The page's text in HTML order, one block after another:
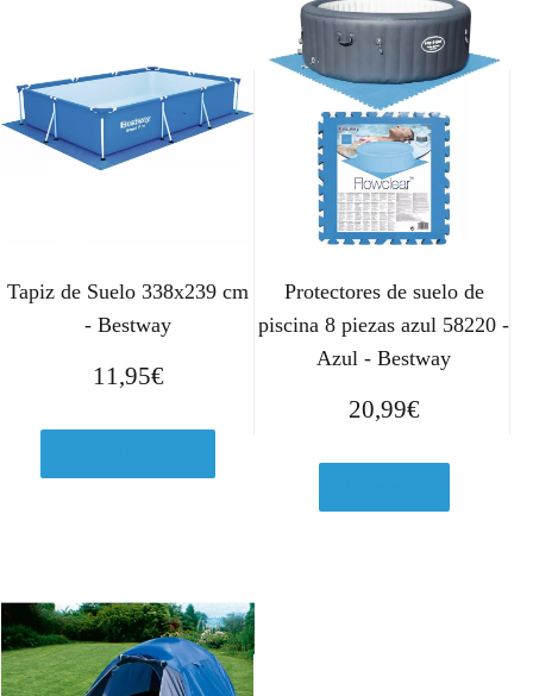
Tapiz de Suelo 338x239 cm
- Bestway
11,95€
Protectores de suelo de
piscina 8 piezas azul 58220 -
Azul - Bestway
20,99€